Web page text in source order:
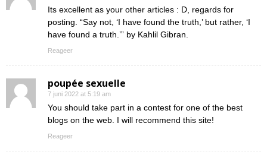
Its excellent as your other articles : D, regards for
posting. “Say not, ‘I have found the truth,’ but rather, ‘I
have found a truth.’” by Kahlil Gibran.
Reageer
poupée sexuelle
7 juni 2022 at 5:19 am
You should take part in a contest for one of the best
blogs on the web. I will recommend this site!
Reageer